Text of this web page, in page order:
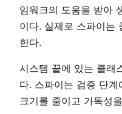
임워크의 도움을 받아
이다. 실제로 스파이는
한다.
시스템 끝에 있는 클래
다. 스파이는 검증 단
크기를 줄이고 가독성